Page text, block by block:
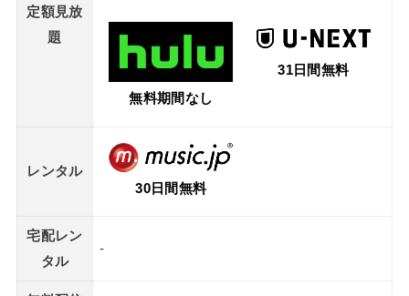
定額見放
題
無料期間なし
31日間無料
レンタル
30日間無料
宅配レン
タル
-